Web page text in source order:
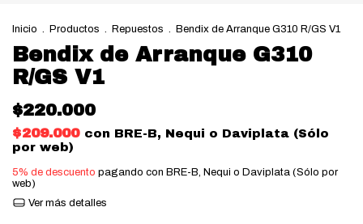
Inicio . Productos . Repuestos . Bendix de Arranque G310 R/GS V1
Bendix de Arranque G310
R/GS V1
$220.000
$209.000 con BRE-B, Nequi o Daviplata (Sólo
por web)
5% de descuento pagando con BRE-B, Nequi o Daviplata (Sólo por
web)
Ver más detalles